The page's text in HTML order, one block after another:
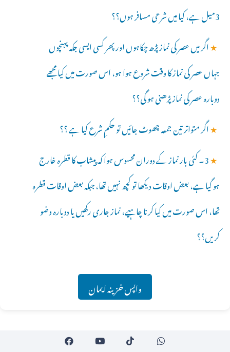
3میل ہے، کیا میں شرعی مسافر ہوں؟؟
★اگر میں عصر کی نماز پڑھ چکاہوں اور پھر کسی ایسی جکہ پہنچوں
جہاں عصر کی نماز کا وقت شروع ہوا ہو، اس صورت میں کیا مجھے
دوبارہ عصر کی نماز پڑھنی ہو گی؟؟
★اگر متواتر تین جمعہ چھوٹ جائیں تو حکمِ شرع کیا ہے ؟؟
★ 3۔ کئی بار نماز کے دوران محسوس ہوا کہ پیشاب کا قطرہ خارج
ہو گیا ہے، بعض اوقات دیکھا تو کچھ نہیں تھا، جبکہ بعض اوقات قطرہ
تھا، اس صورت میں کیا کرنا چاہیے، نماز جاری رکھیں یا دوبارہ وضو
کریں؟؟
واپس خزینہ ایمان